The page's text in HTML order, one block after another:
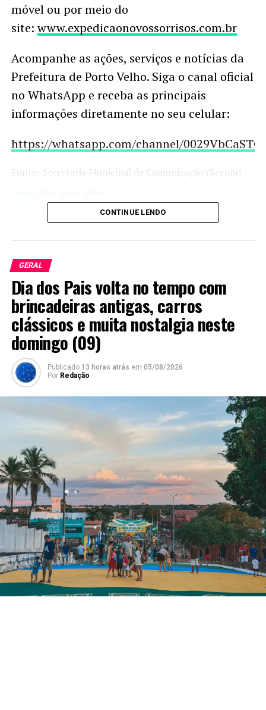
móvel ou por meio do
site:www.expedicaonovossorrisos.com.br
Acompanhe as ações, serviços e notícias da
Prefeitura de Porto Velho. Siga o canal oficial
no WhatsApp e receba as principais
informações diretamente no seu celular:
https://whatsapp.com/channel/
Fonte: Secretaria Municipal de Comunicação (Secom)
Twitter
Facebook
WhatsApp
Share
CONTINUE LENDO
GERAL
Dia dos Pais volta no tempo com
brincadeiras antigas, carros
clássicos e muita nostalgia neste
domingo (09)
Publicado 13 horas atrás em 05/08/2026
Por Redação